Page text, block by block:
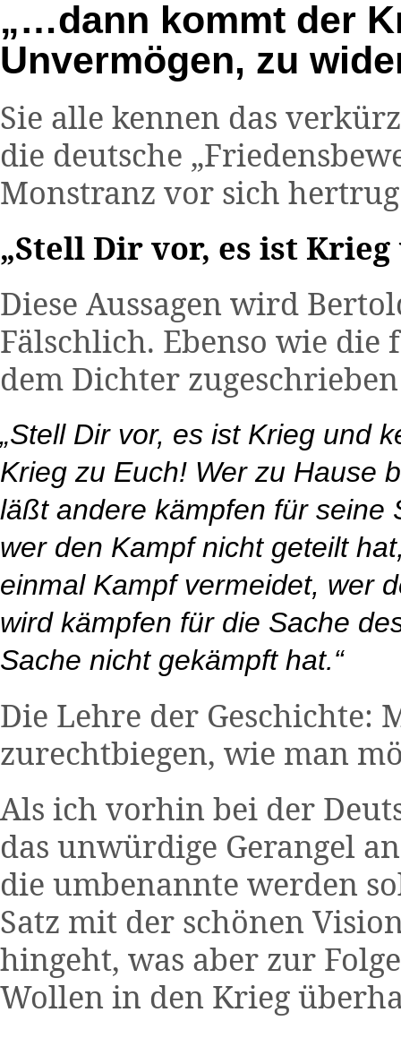
„…dann kommt der
Unvermögen, zu
Sie alle kennen das
die deutsche
Monstranz vor sich
„Stell Dir vor, es ist
Diese Aussagen wird
Fälschlich. Ebenso wie die
dem Dichter
„Stell Dir vor, es ist Krieg und
Krieg zu Euch! Wer zu Hause
läßt andere kämpfen für seine
wer den Kampf nicht geteilt
einmal Kampf vermeidet, wer
wird kämpfen für die Sache
Sache nicht gekämpft hat.“
Die Lehre der Geschichte:
zurechtbiegen, wie man
Als ich vorhin bei der
das unwürdige Gerangel
die umbenannte werden
Satz mit der schönen
hingeht, was aber zur
Wollen in den Krieg